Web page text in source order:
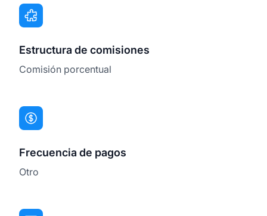
Estructura de comisiones
Comisión porcentual
Frecuencia de pagos
Otro